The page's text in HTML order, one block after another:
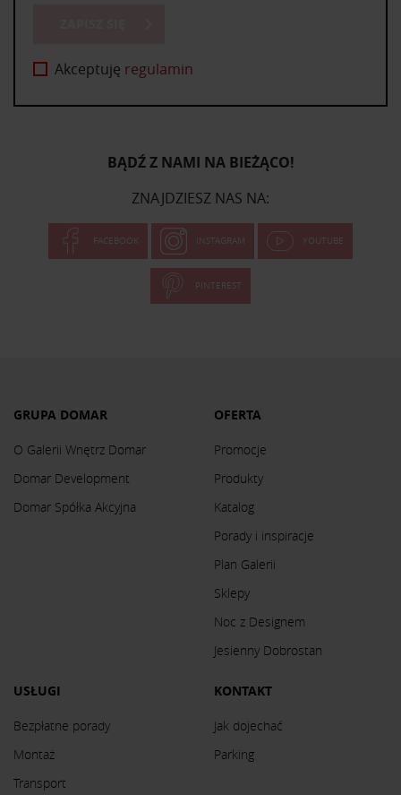
Akceptuję regulamin
BĄDŹ Z NAMI NA BIEŻĄCO!
ZNAJDZIESZ NAS NA:
FACEBOOK INSTAGRAM YOUTUBE
PINTEREST
GRUPA DOMAR
O Galerii Wnętrz Domar
Domar Development
Domar Spółka Akcyjna
OFERTA
Promocje
Produkty
Katalog
Porady i inspiracje
Plan Galerii
Sklepy
Noc z Designem
Jesienny Dobrostan
USŁUGI
Bezpłatne porady
Montaż
Transport
KONTAKT
Jak dojechać
Parking